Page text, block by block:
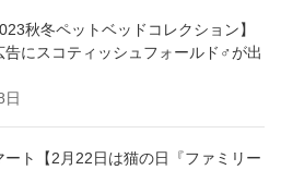
秋冬ペットベッドコレクション】
告にスコティッシュフォールド♂が出
日
ート【2月22日は猫の日『ファミリー